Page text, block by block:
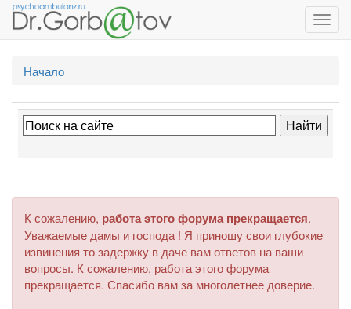
Начало
К сожалению, работа этого форума прекращается.
Уважаемые дамы и господа ! Я приношу свои глубокие
извинения то задержку в даче вам ответов на ваши
вопросы. К сожалению, работа этого форума
прекращается. Спасибо вам за многолетнее доверие.